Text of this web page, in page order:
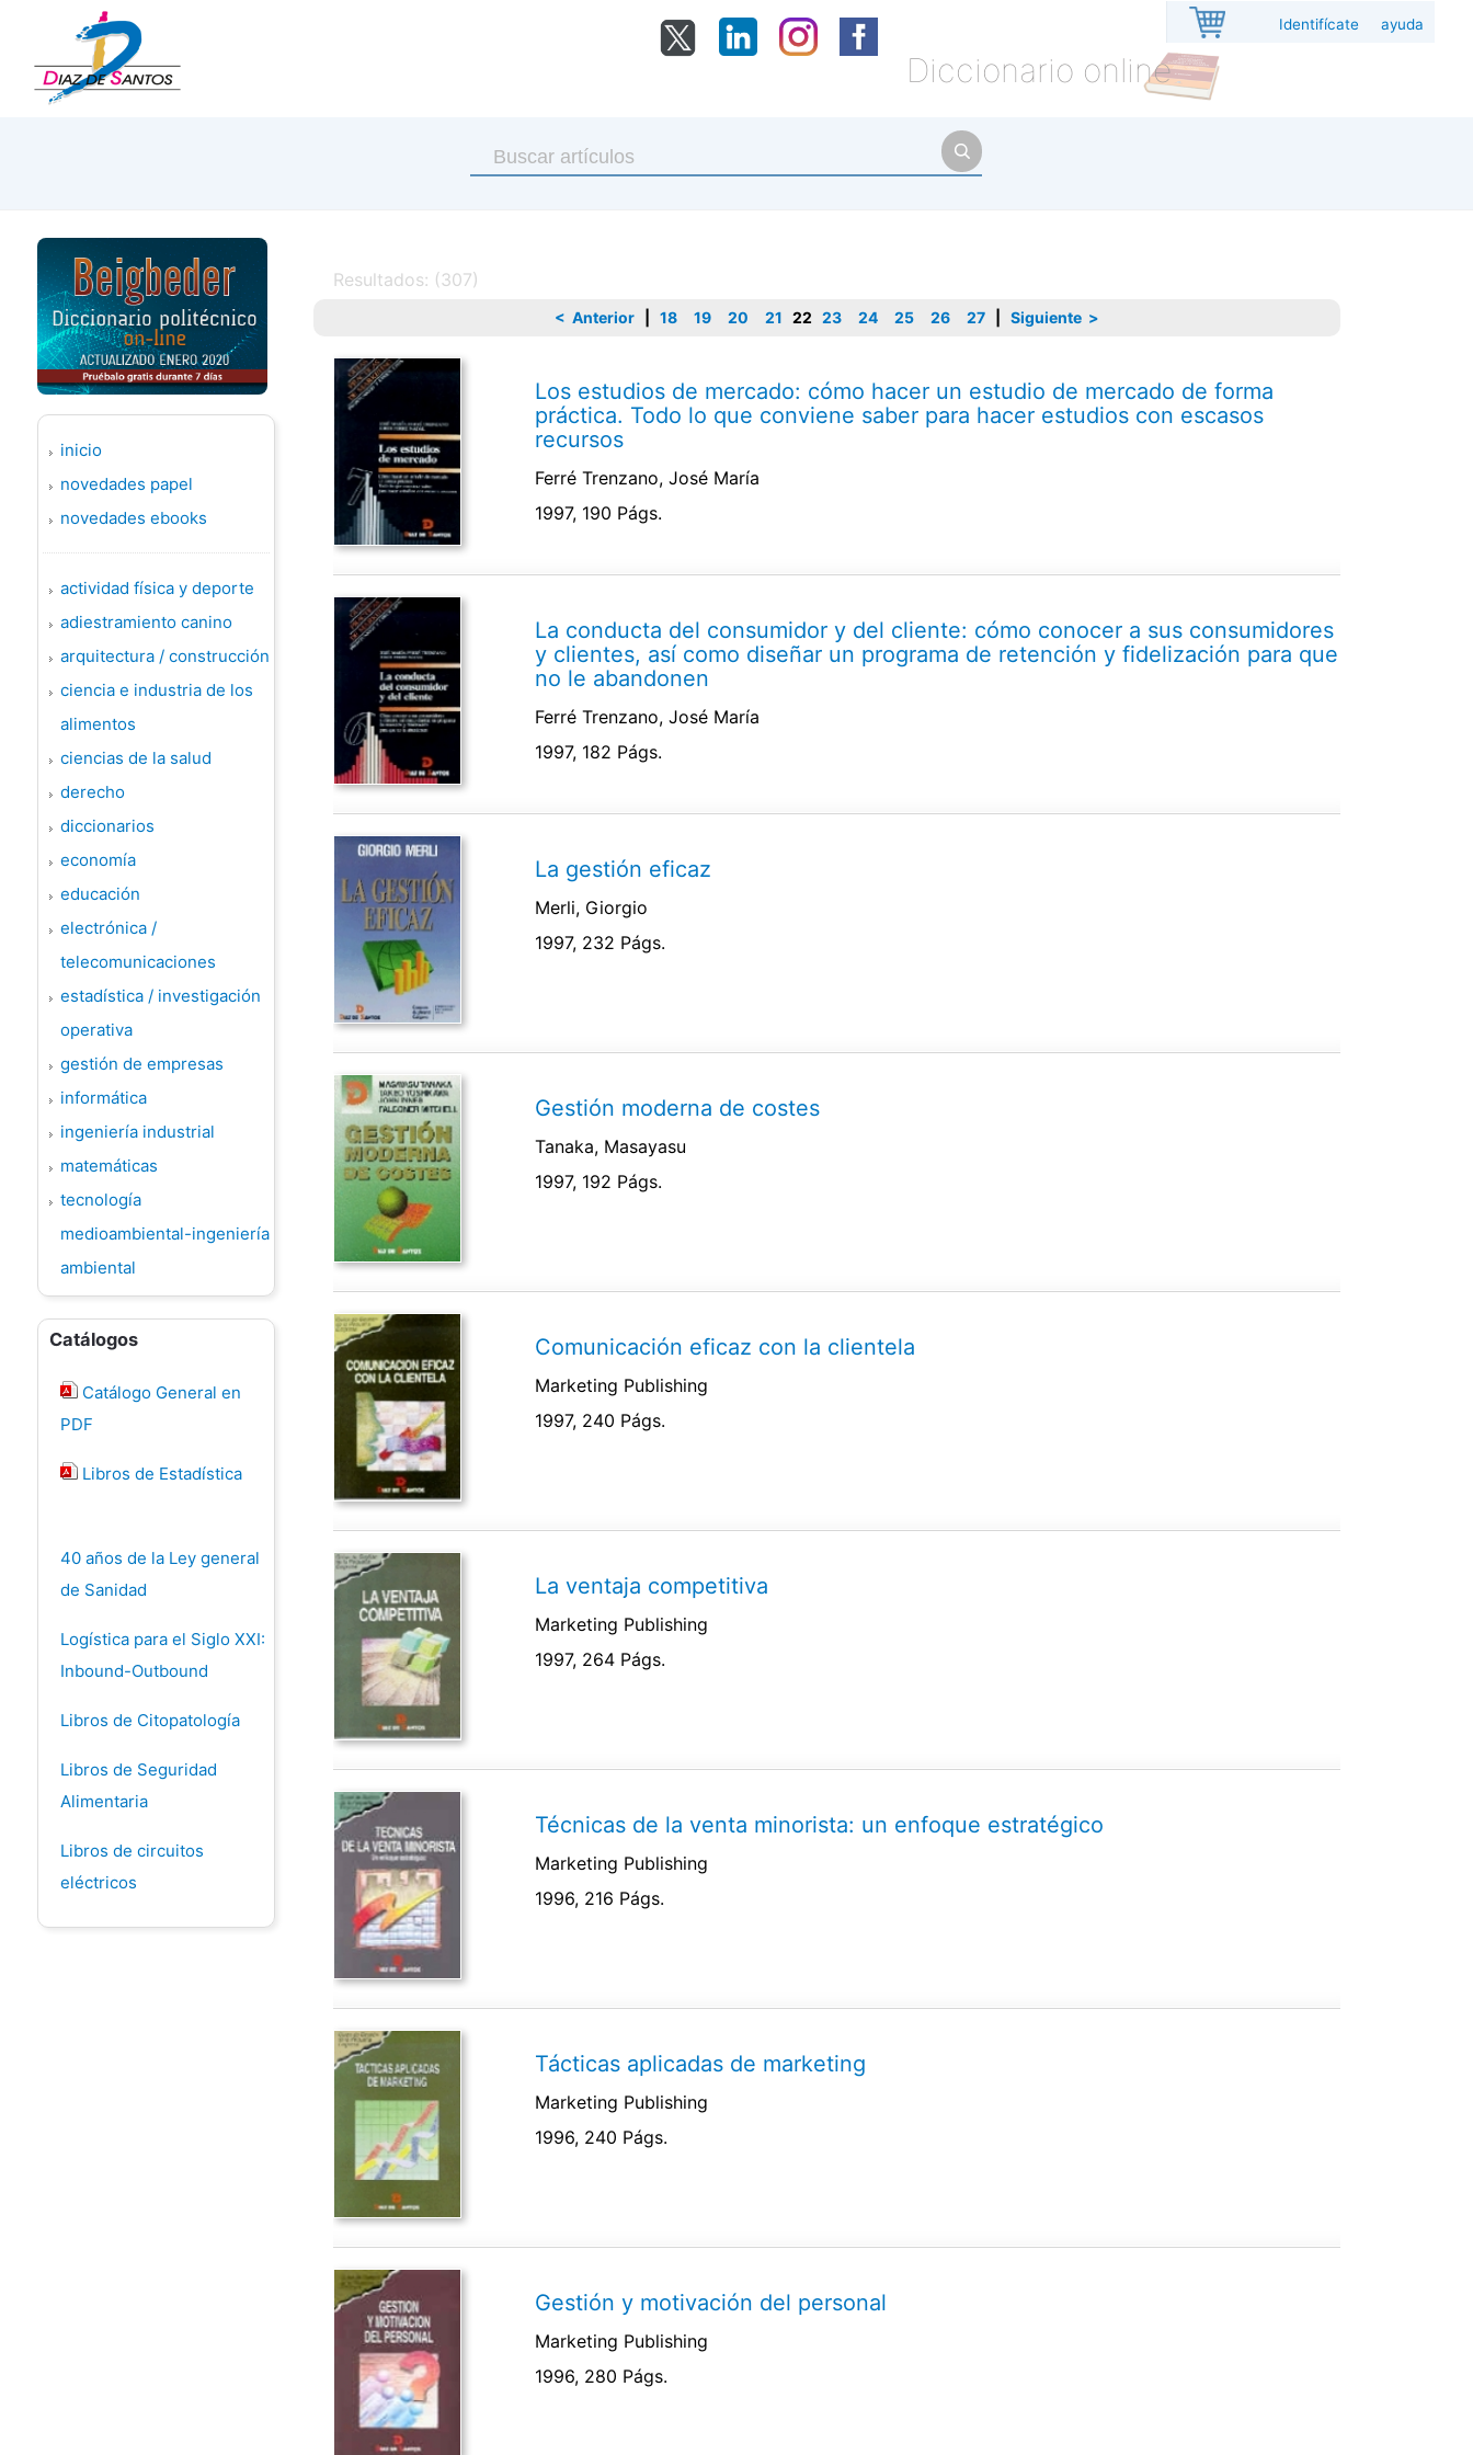
Identifícate ayuda
Diccionario online
inicio
novedades papel
novedades ebooks
actividad física y deporte
adiestramiento canino
arquitectura / construcción
ciencia e industria de los
alimentos
ciencias de la salud
derecho
diccionarios
economía
educación
electrónica /
telecomunicaciones
estadística / investigación
operativa
gestión de empresas
informática
ingeniería industrial
matemáticas
tecnología
medioambiental-ingeniería
ambiental
Catálogos
Catálogo General en
PDF
Libros de Estadística
40 años de la Ley general
de Sanidad
Logística para el Siglo XXI:
Inbound-Outbound
Libros de Citopatología
Libros de Seguridad
Alimentaria
Libros de circuitos
eléctricos
Resultados: (307)
< Anterior 18 19 20 21 22 23 24 25 26 27 Siguiente >
Los estudios de mercado: cómo hacer un estudio de mercado de forma
práctica. Todo lo que conviene saber para hacer estudios con escasos
recursos
Ferré Trenzano, José María
1997, 190 Págs.
La conducta del consumidor y del cliente: cómo conocer a sus consumidores
y clientes, así como diseñar un programa de retención y fidelización para que
no le abandonen
Ferré Trenzano, José María
1997, 182 Págs.
La gestión eficaz
Merli, Giorgio
1997, 232 Págs.
Gestión moderna de costes
Tanaka, Masayasu
1997, 192 Págs.
Comunicación eficaz con la clientela
Marketing Publishing
1997, 240 Págs.
La ventaja competitiva
Marketing Publishing
1997, 264 Págs.
Técnicas de la venta minorista: un enfoque estratégico
Marketing Publishing
1996, 216 Págs.
Tácticas aplicadas de marketing
Marketing Publishing
1996, 240 Págs.
Gestión y motivación del personal
Marketing Publishing
1996, 280 Págs.